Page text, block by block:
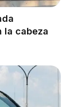
la cabeza